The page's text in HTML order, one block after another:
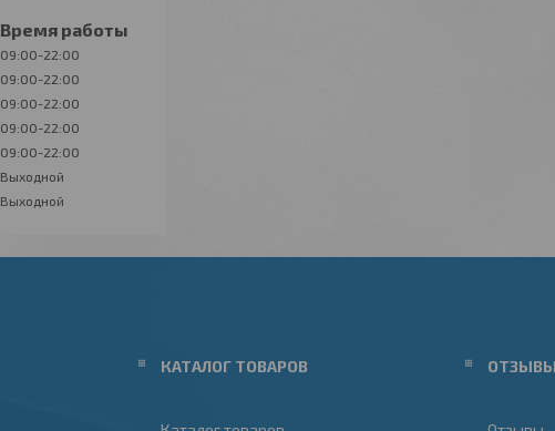
Время работы
09:00-22:00
09:00-22:00
09:00-22:00
09:00-22:00
09:00-22:00
Выходной
Выходной
КАТАЛОГ ТОВАРОВ ОТЗЫВЫ